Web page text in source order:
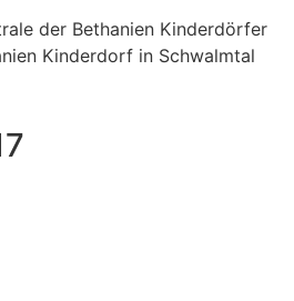
der Bethanien Kinderdörfer
Kinderdorf in Schwalmtal